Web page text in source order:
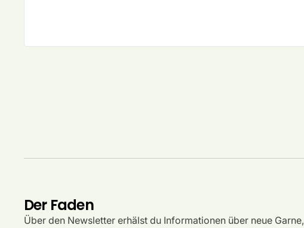
Der Faden
Über den Newsletter erhälst du Informationen über neue Garne,